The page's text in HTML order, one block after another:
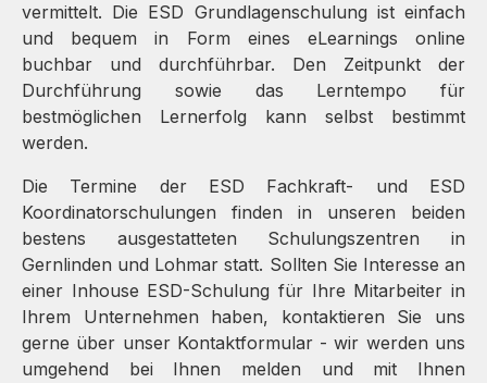
vermittelt. Die ESD Grundlagenschulung ist einfach
und bequem in Form eines eLearnings online
buchbar und durchführbar. Den Zeitpunkt der
Durchführung sowie das Lerntempo für
bestmöglichen Lernerfolg kann selbst bestimmt
werden.
Die Termine der ESD Fachkraft- und ESD
Koordinatorschulungen finden in unseren beiden
bestens ausgestatteten Schulungszentren in
Gernlinden und Lohmar statt. Sollten Sie Interesse an
einer Inhouse ESD-Schulung für Ihre Mitarbeiter in
Ihrem Unternehmen haben, kontaktieren Sie uns
gerne über unser Kontaktformular - wir werden uns
umgehend bei Ihnen melden und mit Ihnen